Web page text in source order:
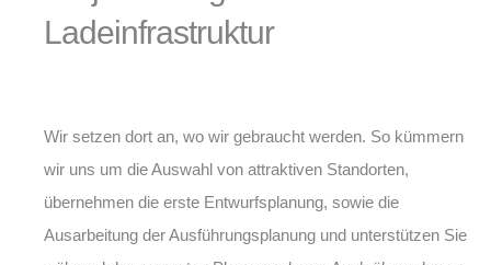
Ladeinfrastruktur
Wir setzen dort an, wo wir gebraucht werden. So kümmern
wir uns um die Auswahl von attraktiven Standorten,
übernehmen die erste Entwurfsplanung, sowie die
Ausarbeitung der Ausführungsplanung und unterstützen Sie